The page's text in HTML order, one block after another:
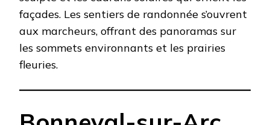
façades. Les sentiers de randonnée s’ouvrent
aux marcheurs, offrant des panoramas sur
les sommets environnants et les prairies
fleuries.​